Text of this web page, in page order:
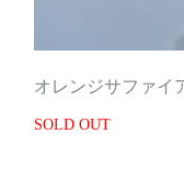
オレンジサファイ
SOLD OUT